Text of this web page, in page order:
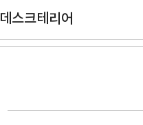
데스크테리어